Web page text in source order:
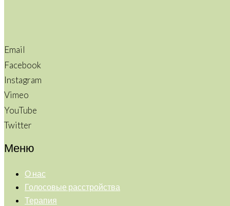
Email
Facebook
Instagram
Vimeo
YouTube
Twitter
Меню
О нас
Голосовые расстройства
Терапия